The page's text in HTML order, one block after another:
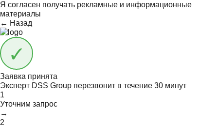
Я согласен получать рекламные и информационные
материалы
← Назад
Заявка принята
Эксперт DSS Group перезвонит в течение 30 минут
1
Уточним запрос
→
2